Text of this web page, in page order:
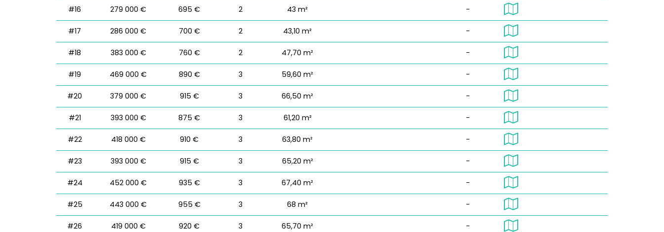
#16 279 000 € 695 € 2 43 m² -
#17 286 000 € 700 € 2 43,10 m² -
#18 383 000 € 760 € 2 47,70 m² -
#19 469 000 € 890 € 3 59,60 m² -
#20 379 000 € 915 € 3 66,50 m² -
#21 393 000 € 875 € 3 61,20 m² -
#22 418 000 € 910 € 3 63,80 m² -
#23 393 000 € 915 € 3 65,20 m² -
#24 452 000 € 935 € 3 67,40 m² -
#25 443 000 € 955 € 3 68 m² -
#26 419 000 € 920 € 3 65,70 m² -